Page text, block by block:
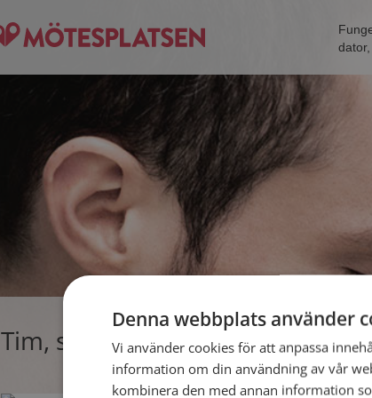
Tim, singelman från Lund
Denna webbplats använder
Vi använder cookies för att anpassa
information om din användning av vår
kombinera den med annan information